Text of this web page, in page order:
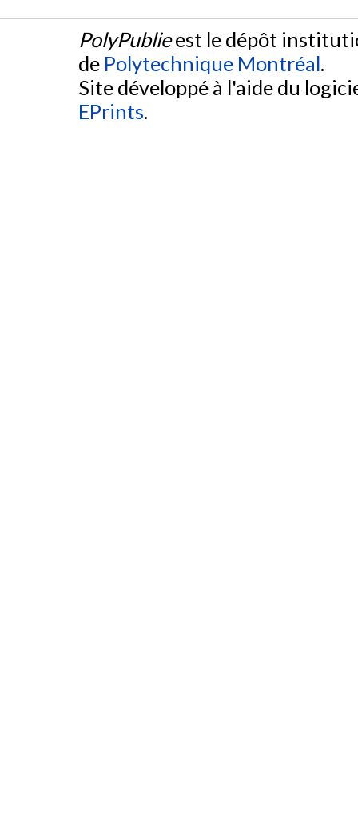
PolyPublieest le dépôt
de Polytechnique Montréal.
Site développé à l'aide du
EPrints.